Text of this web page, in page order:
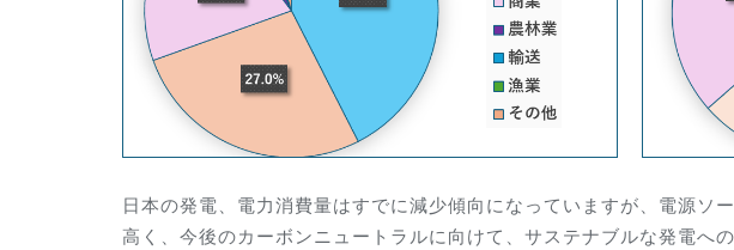
日本の発電、電力消費量はすでに減少傾向になっていますが、電源ソ
高く、今後のカーボンニュートラルに向けて、サステナブルな発電へ